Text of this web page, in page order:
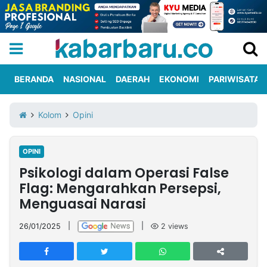
Iklan
Berita
Kami
Nasional
International
Olahraga
Entertainment
Daerah
Pariwisata
Kuliner
Kolom
Network
PT
TREETAN
BERANDA NASIONAL DAERAH EKONOMI PARIWISATA
Kolom Opini
OPINI
Psikologi dalam Operasi False
Flag: Mengarahkan Persepsi,
Menguasai Narasi
26/01/2025 2 views